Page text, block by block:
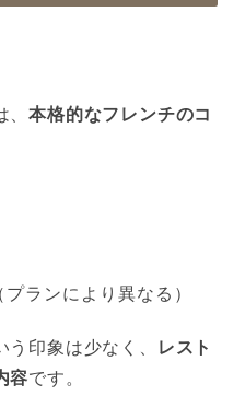
、本格的なフレンチのコ
ランにより異なる）
う印象は少なく、
レスト
容です。